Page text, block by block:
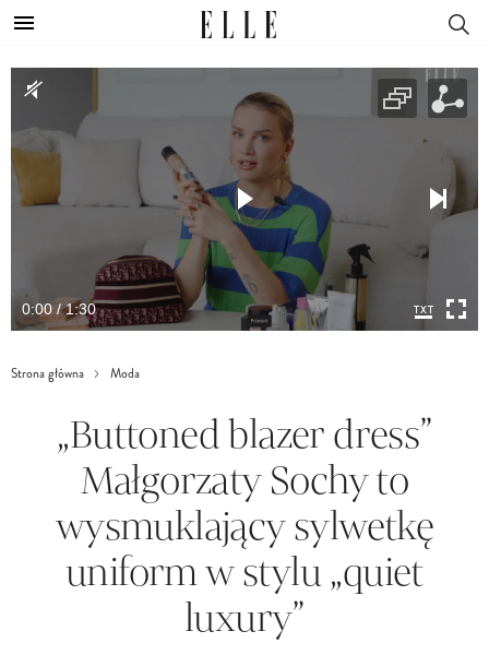
0:00 / 1:30
Strona główna Moda
„Buttoned blazer dress”
Małgorzaty Sochy to
wysmuklający sylwetkę
uniform w stylu „quiet
luxury”